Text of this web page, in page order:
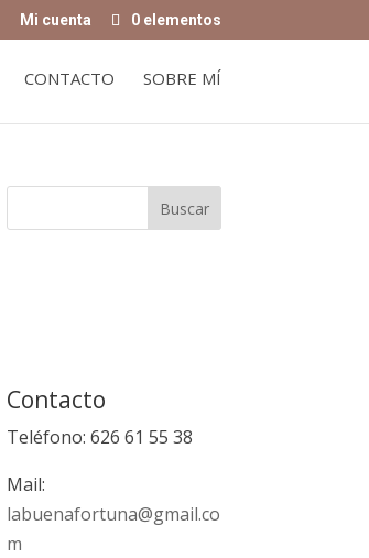
Mi cuenta 0 elementos
CONTACTO SOBRE MÍ
Contacto
Teléfono: 626 61 55 38
Mail:
labuenafortuna@gmail.co
m